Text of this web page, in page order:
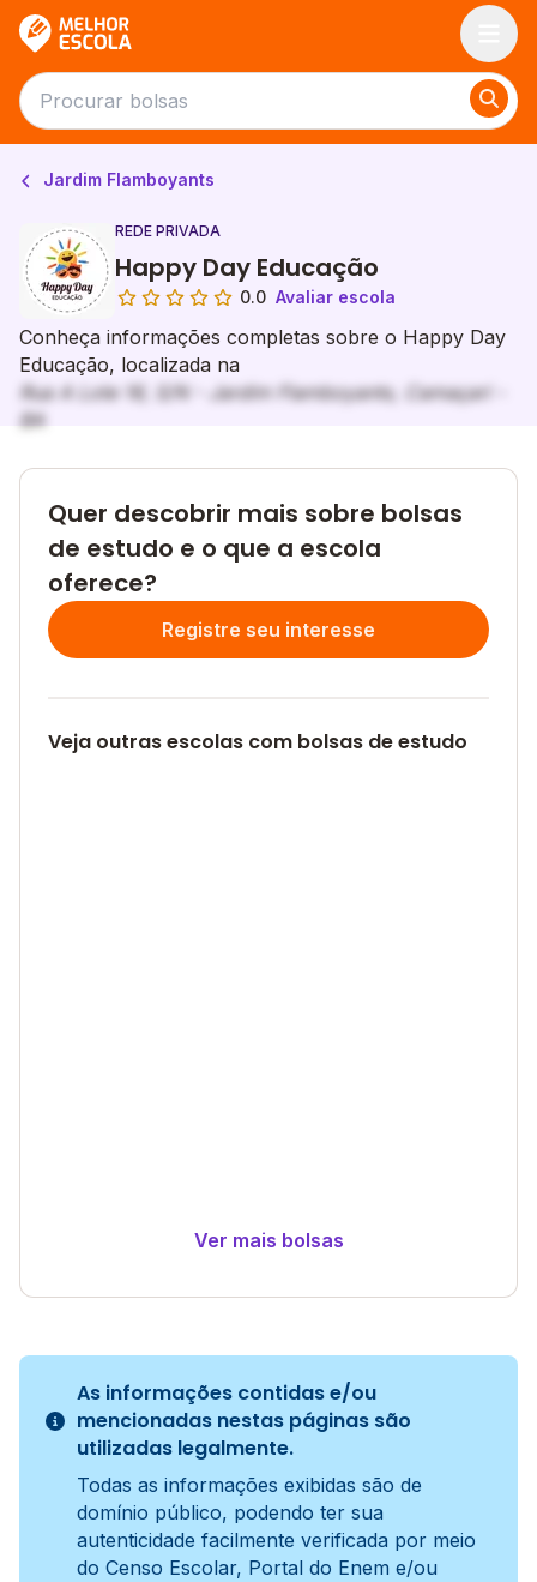
Jardim Flamboyants
REDE PRIVADA
Happy Day Educação
0.0 Avaliar escola
Conheça informações completas sobre o Happy Day
Educação, localizada na
Rua A Lote 16, S/N - Jardim Flamboyants, Camaçari -
BA
Quer descobrir mais sobre bolsas
de estudo e o que a escola
oferece?
Registre seu interesse
Veja outras escolas com bolsas de estudo
Ver mais bolsas
As informações contidas e/ou
mencionadas nestas páginas são
utilizadas legalmente.
Todas as informações exibidas são de
domínio público, podendo ter sua
autenticidade facilmente verificada por meio
do Censo Escolar, Portal do Enem e/ou